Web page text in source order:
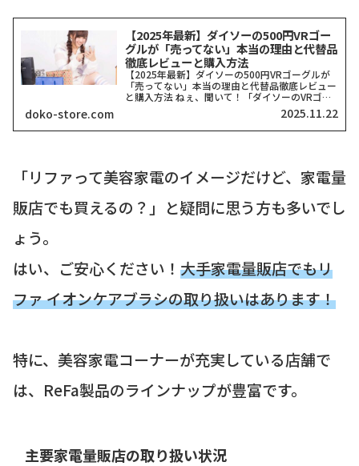
【2025年最新】ダイソーの500円VRゴー
グルが「売ってない」本当の理由と代替品
徹底レビューと購入方法
【2025年最新】ダイソーの500円VRゴーグルが
「売ってない」本当の理由と代替品徹底レビュー
と購入方法 ねぇ、聞いて！「ダイソーのVRゴー
グル、どこにも売ってない！」って検索したそこ
のアナタ、同じ気持ちでここに来てくれましたよ
ね？一時期、...
doko-store.com 2025.11.22
「リファって美容家電のイメージだけど、家電量
販店でも買えるの？」と疑問に思う方も多いでし
ょう。
はい、ご安心ください！ 大手家電量販店でもリ
ファ イオンケアブラシの取り扱いはあります！
特に、美容家電コーナーが充実している店舗で
は、ReFa製品のラインナップが豊富です。
主要家電量販店の取り扱い状況